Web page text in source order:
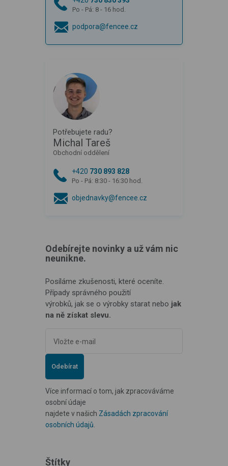
Po - Pá: 8 - 16 hod.
podpora@fencee.cz
Potřebujete radu?
Michal Tareš
Obchodní oddělení
+420 730 893 828
Po - Pá: 8:30 - 16:30 hod.
objednavky@fencee.cz
Odebírejte novinky a už vám nic
neunikne.
Posíláme zkušenosti, které oceníte.
Případy správného použití
výrobků, jak se o výrobky starat nebo jak
na ně získat slevu.
Odebírat
Více informací o tom, jak zpracováváme
osobní údaje
najdete v našich Zásadách zpracování
osobních údajů
Štítky